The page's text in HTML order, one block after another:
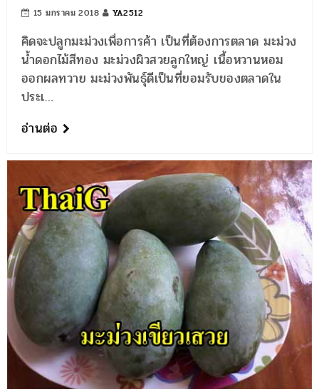
15 มกราคม 2018 YA2512
คิดจะปลูกมะม่วงเพื่อการค้า เป็นที่ต้องการตลาด มะม่วง
น้ำดอกไม้สีทอง มะม่วงผิวสวยลูกใหญ่ เนื้อหวานหอม
ออกผลทวาย มะม่วงพันธุ์ดีเป็นที่ยอมรับของตลาดใน
ประเ…
อ่านต่อ